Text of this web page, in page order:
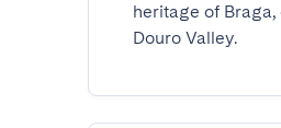
heritage of
Douro Valley.